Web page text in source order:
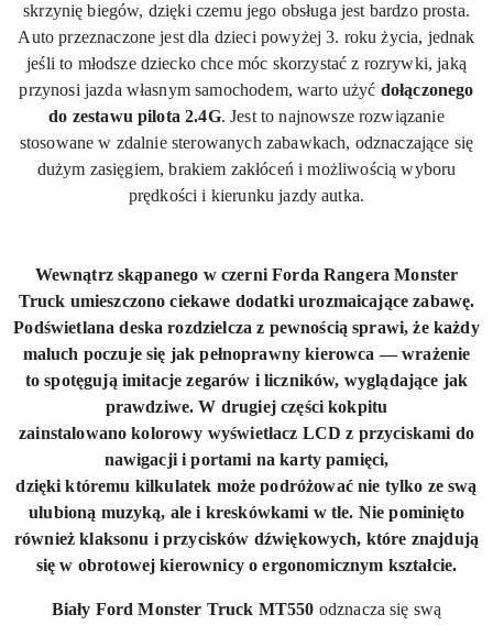
skrzynię biegów, dzięki czemu jego obsługa jest bardzo prosta.
Auto przeznaczone jest dla dzieci powyżej 3. roku życia, jednak
jeśli to młodsze dziecko chce móc skorzystać z rozrywki, jaką
przynosi jazda własnym samochodem, warto użyć dołączonego
do zestawu pilota 2.4G. Jest to najnowsze rozwiązanie
stosowane w zdalnie sterowanych zabawkach, odznaczające się
dużym zasięgiem, brakiem zakłóceń i możliwością wyboru
prędkości i kierunku jazdy autka.
Wewnątrzskąpanego w czerni Forda Rangera Monster
Truck umieszczono ciekawe dodatki urozmaicające zabawę.
Podświetlana deska rozdzielcza z pewnością sprawi, że każdy
maluch poczuje się jak pełnoprawny kierowca — wrażenie
to spotęgują imitacje zegarów i liczników, wyglądające jak
prawdziwe. W drugiej części kokpitu
zainstalowano kolorowy wyświetlacz LCD z przyciskami do
nawigacji i portami na karty pamięci,
dziękiktóremu kilkulatek może podróżować nie tylko ze swą
ulubioną muzyką, ale i kreskówkami w tle. Nie pominięto
również klaksonu i przycisków dźwiękowych, które znajdują
się w obrotowej kierownicy o ergonomicznym kształcie.
Biały Ford Monster Truck MT550 odznacza się swą